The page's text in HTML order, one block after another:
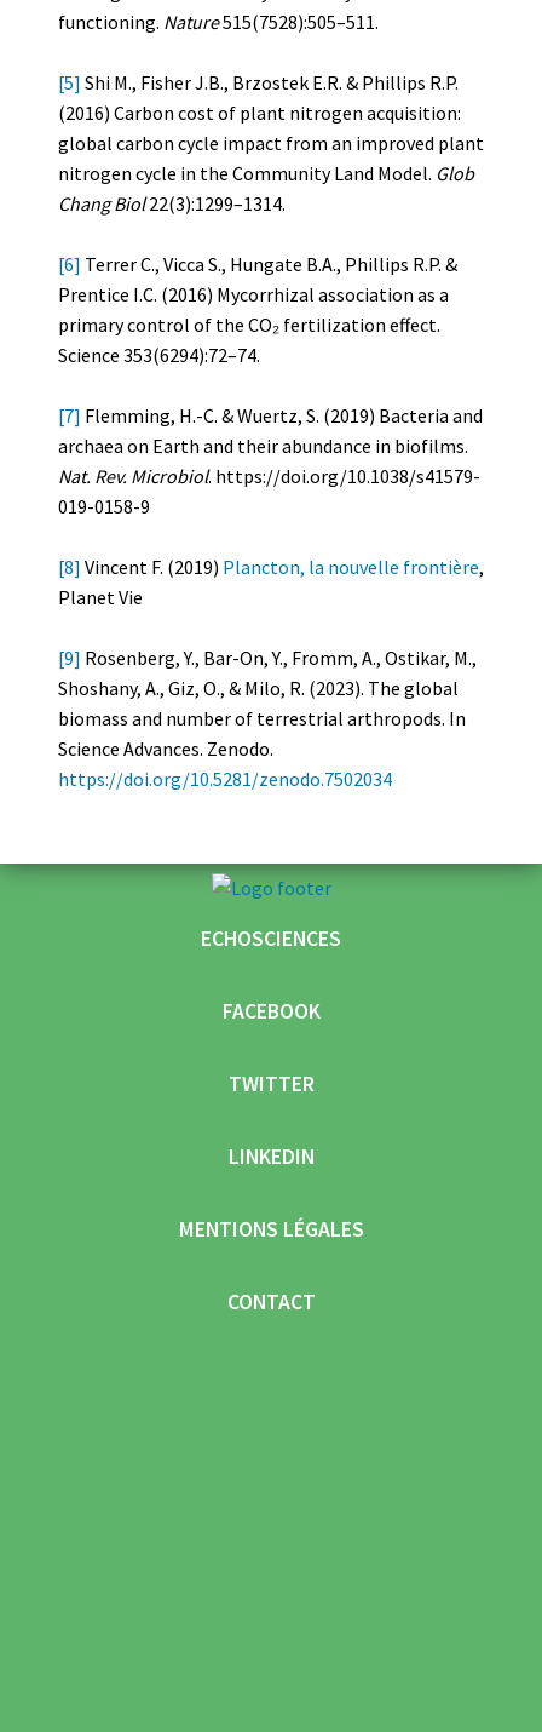
functioning. Nature515(7528):505–511.
[5] Shi M., Fisher J.B., Brzostek E.R. & Phillips R.P.
(2016) Carbon cost of plant nitrogen acquisition:
global carbon cycle impact from an improved plant
nitrogen cycle in the Community Land Model. Glob
Chang Biol22(3):1299–1314.
[6] Terrer C., Vicca S., Hungate B.A., Phillips R.P. &
Prentice I.C. (2016) Mycorrhizal association as a
primary control of the CO₂ fertilization effect.
Science 353(6294):72–74.
[7] Flemming, H.-C. & Wuertz, S. (2019) Bacteria and
archaea on Earth and their abundance in biofilms.
Nat. Rev. Microbiol. https://doi.org/10.1038/s41579-
019-0158-9
[8] Vincent F. (2019) Plancton, la nouvelle frontière,
Planet Vie
[9] Rosenberg, Y., Bar-On, Y., Fromm, A., Ostikar, M.,
Shoshany, A., Giz, O., & Milo, R. (2023). The global
biomass and number of terrestrial arthropods. In
Science Advances. Zenodo.
https://doi.org/10.5281/zenodo.7502034
ECHOSCIENCES
FACEBOOK
TWITTER
LINKEDIN
MENTIONS LÉGALES
CONTACT